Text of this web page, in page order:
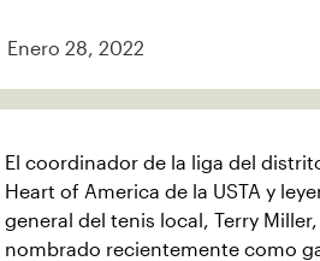
Enero 28, 2022
El coordinador de la liga del
Heart of America de la USTA y
general del tenis local, Terry
nombrado recientemente como